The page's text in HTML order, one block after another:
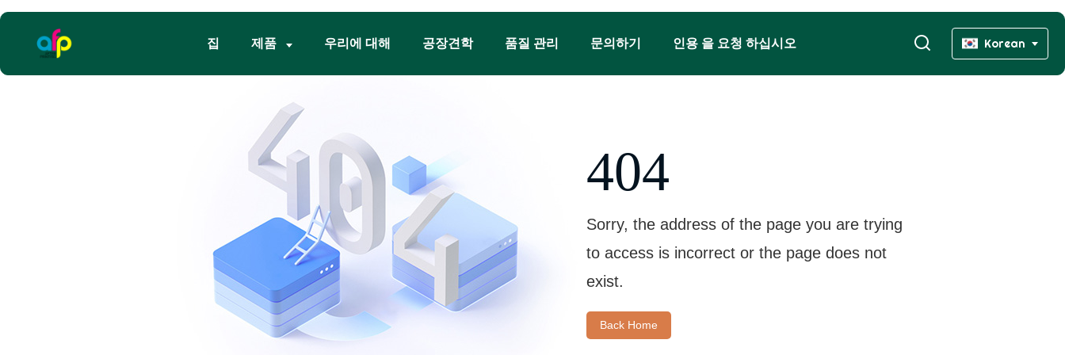
집 제품 우리에 대해 공장견학 품질 관리 문의하기 인용 을 요청 하십시오 Korean
404
Sorry, the address of the page you are trying
to access is incorrect or the page does not
exist.
Back Home